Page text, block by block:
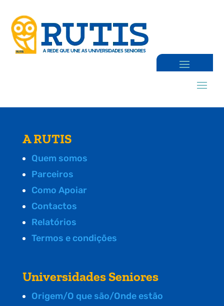
A RUTIS
Quem somos
Parceiros
Como Apoiar
Contactos
Relatórios
Termos e condições
Universidades Seniores
Origem/O que são/Onde estão